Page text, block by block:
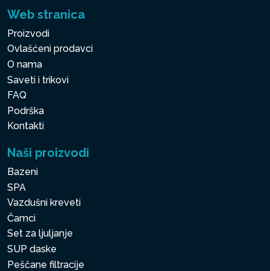
Web stranica
Proizvodi
Ovlašćeni prodavci
O nama
Saveti i trikovi
FAQ
Podrška
Kontakti
Naši proizvodi
Bazeni
SPA
Vazdušni kreveti
Čamci
Set za ljuljanje
SUP daske
Peščane filtracije